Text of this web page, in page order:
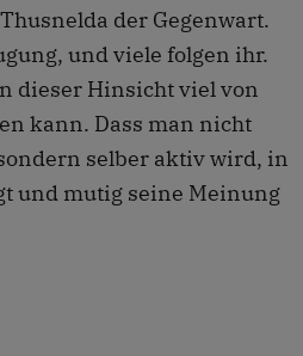
der Gegenwart.
und viele folgen ihr.
dieser Hinsicht viel von
kann. Dass man nicht
selber aktiv wird, in
und mutig seine Meinung